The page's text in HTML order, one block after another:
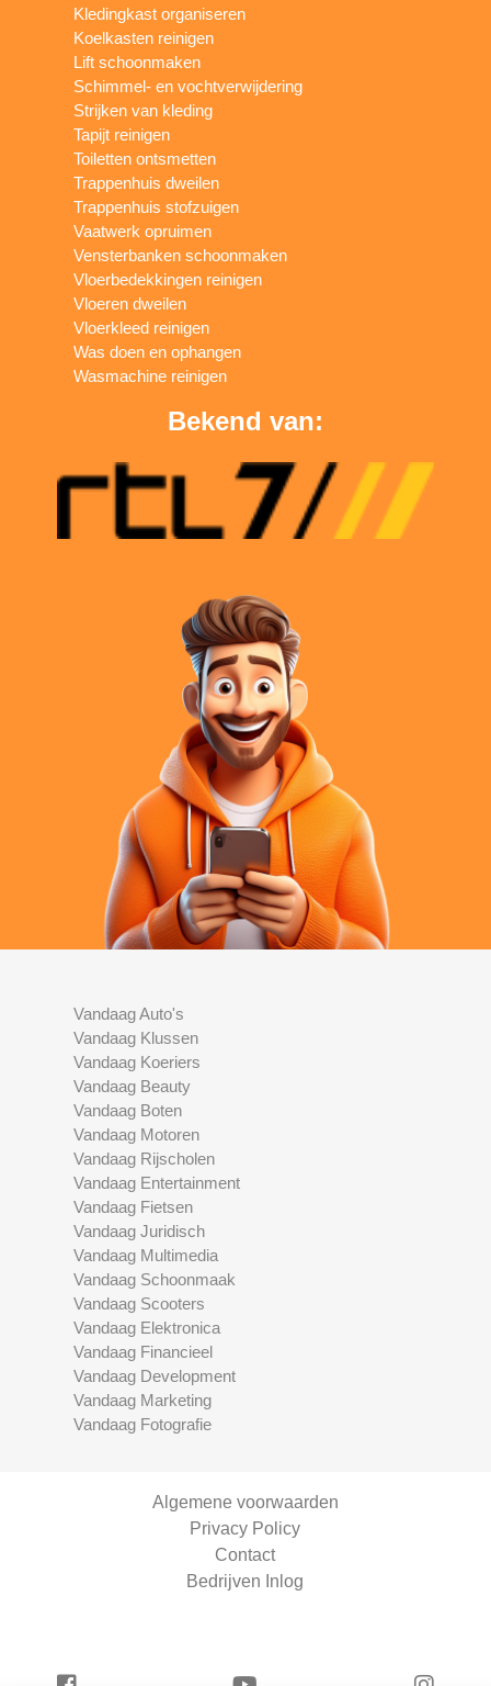
Kledingkast organiseren
Koelkasten reinigen
Lift schoonmaken
Schimmel- en vochtverwijdering
Strijken van kleding
Tapijt reinigen
Toiletten ontsmetten
Trappenhuis dweilen
Trappenhuis stofzuigen
Vaatwerk opruimen
Vensterbanken schoonmaken
Vloerbedekkingen reinigen
Vloeren dweilen
Vloerkleed reinigen
Was doen en ophangen
Wasmachine reinigen
Bekend van:
Vandaag Auto's
Vandaag Klussen
Vandaag Koeriers
Vandaag Beauty
Vandaag Boten
Vandaag Motoren
Vandaag Rijscholen
Vandaag Entertainment
Vandaag Fietsen
Vandaag Juridisch
Vandaag Multimedia
Vandaag Schoonmaak
Vandaag Scooters
Vandaag Elektronica
Vandaag Financieel
Vandaag Development
Vandaag Marketing
Vandaag Fotografie
Algemene voorwaarden
Privacy Policy
Contact
Bedrijven Inlog